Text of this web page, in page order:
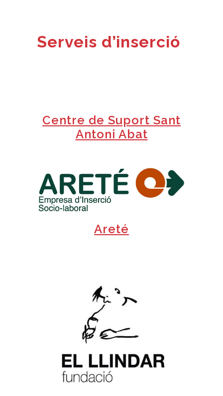
Serveis d’inserció
+
Centre de Suport Sant
Antoni Abat
+
Areté
+